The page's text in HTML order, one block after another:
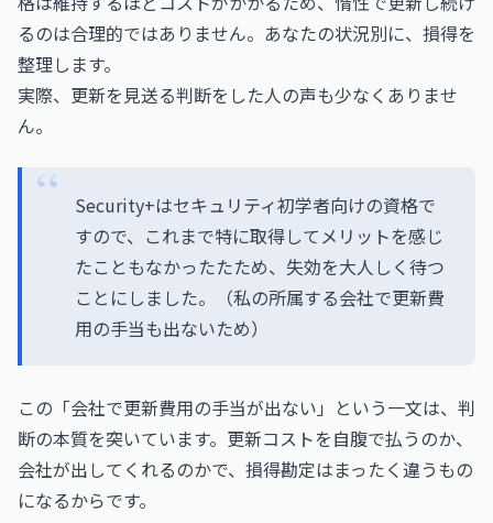
るのは合理的ではありません。あなたの状況別に、損得を
整理します。
実際、更新を見送る判断をした人の声も少なくありませ
ん。
Security+はセキュリティ初学者向けの資格で
すので、これまで特に取得してメリットを感じ
たこともなかったたため、失効を大人しく待つ
ことにしました。（私の所属する会社で更新費
用の手当も出ないため）
この「会社で更新費用の手当が出ない」という一文は、判
断の本質を突いています。更新コストを自腹で払うのか、
会社が出してくれるのかで、損得勘定はまったく違うもの
になるからです。